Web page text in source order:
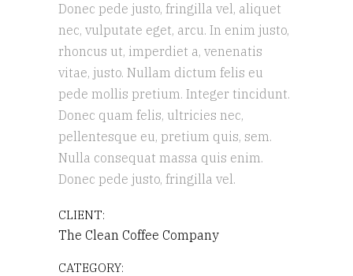
Donec pede justo, fringilla vel, aliquet
nec, vulputate eget, arcu. In enim justo,
rhoncus ut, imperdiet a, venenatis
vitae, justo. Nullam dictum felis eu
pede mollis pretium. Integer tincidunt.
Donec quam felis, ultricies nec,
pellentesque eu, pretium quis, sem.
Nulla consequat massa quis enim.
Donec pede justo, fringilla vel.
CLIENT:
The Clean Coffee Company
CATEGORY: